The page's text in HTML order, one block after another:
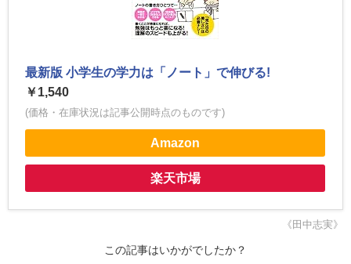
最新版 小学生の学力は「ノート」で伸びる!
￥1,540
(価格・在庫状況は記事公開時点のものです)
Amazon
楽天市場
《田中志実》
この記事はいかがでしたか？